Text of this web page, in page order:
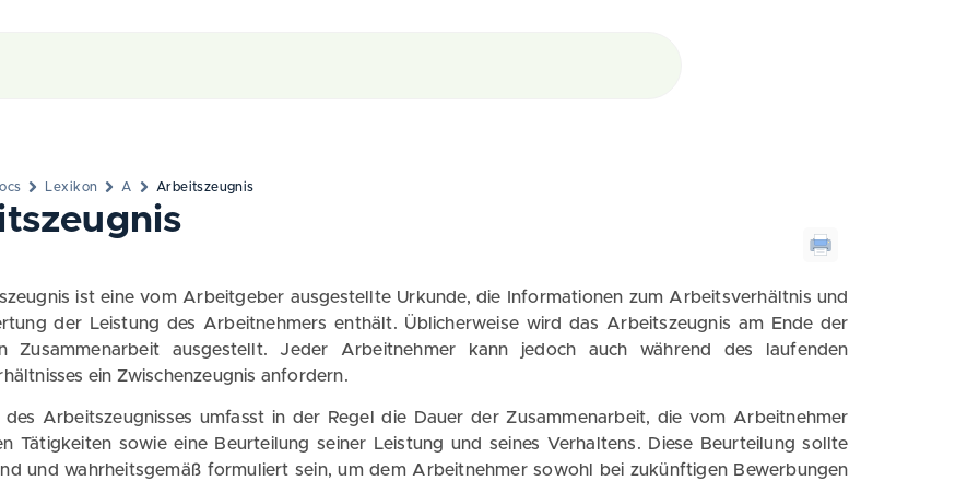
Lexikon A Arbeitszeugnis
ist eine vom Arbeitgeber ausgestellte Urkunde, die Informationen zum Arbeitsverhältnis und
der Leistung des Arbeitnehmers enthält. Üblicherweise wird das Arbeitszeugnis am Ende der
Zusammenarbeit ausgestellt. Jeder Arbeitnehmer kann jedoch auch während des laufenden
ein Zwischenzeugnis anfordern.
des Arbeitszeugnisses umfasst in der Regel die Dauer der Zusammenarbeit, die vom Arbeitnehmer
Tätigkeiten sowie eine Beurteilung seiner Leistung und seines Verhaltens. Diese Beurteilung sollte
und wahrheitsgemäß formuliert sein, um dem Arbeitnehmer sowohl bei zukünftigen Bewerbungen